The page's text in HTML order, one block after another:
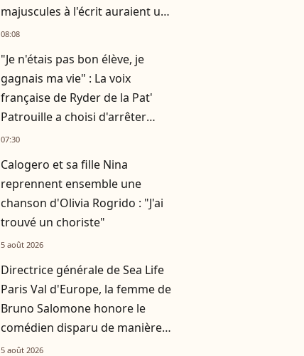
majuscules à l'écrit auraient un
besoin de se différencier
08:08
"Je n'étais pas bon élève, je
gagnais ma vie" : La voix
française de Ryder de la Pat'
Patrouille a choisi d'arrêter
l'école à 17 ans
07:30
Calogero et sa fille Nina
reprennent ensemble une
chanson d'Olivia Rogrido : "J'ai
trouvé un choriste"
5 août 2026
Directrice générale de Sea Life
Paris Val d'Europe, la femme de
Bruno Salomone honore le
comédien disparu de manière
originale
5 août 2026